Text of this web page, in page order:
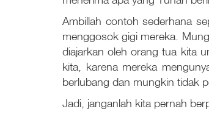
Ambillah contoh sederhana
menggosok gigi mereka.
diajarkan oleh orang tua kita
kita, karena mereka
berlubang dan mungkin tidak
Jadi, janganlah kita pernah